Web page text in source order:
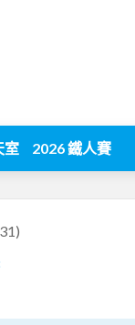
室 2026 鐵人賽